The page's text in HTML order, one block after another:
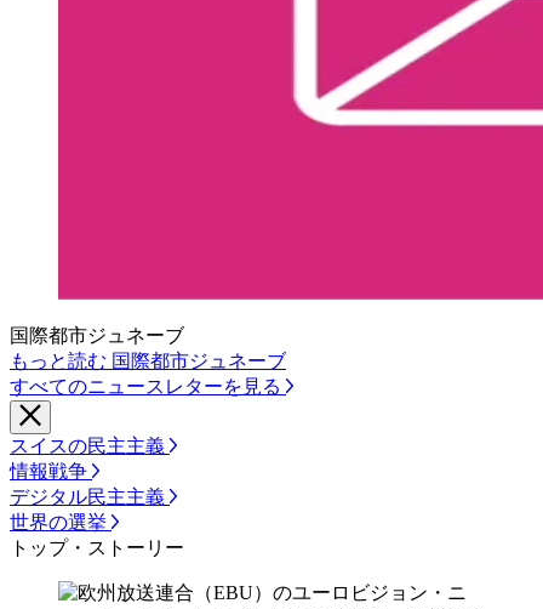
国際都市ジュネーブ
もっと読む 国際都市ジュネーブ
すべてのニュースレターを見る
スイスの民主主義
情報戦争
デジタル民主主義
世界の選挙
トップ・ストーリー